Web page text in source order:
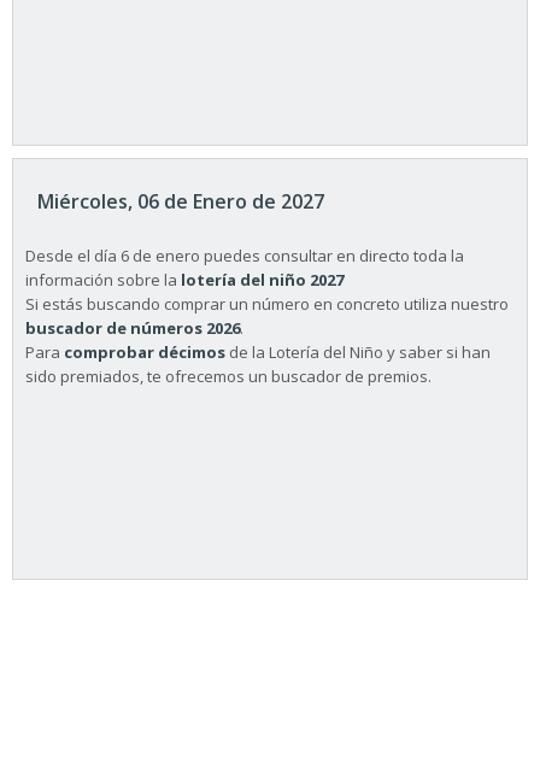
Miércoles, 06 de Enero de 2027
Desde el día 6 de enero puedes consultar en directo toda la
información sobre la lotería del niño 2027
Si estás buscando comprar un número en concreto utiliza nuestro
buscador de números 2026.
Para comprobar décimos de la Lotería del Niño y saber si han
sido premiados, te ofrecemos un buscador de premios.